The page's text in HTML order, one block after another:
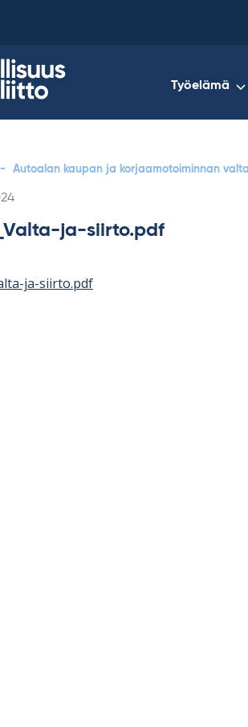
Työelämä
- Autoalan kaupan ja korjaamotoiminnan
ja-siirto.pdf
ja-siirto.pdf